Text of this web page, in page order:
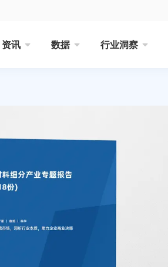
资讯 数据 行业洞察